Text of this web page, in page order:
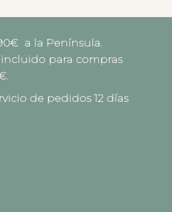
3.90€ a la Península.
para compras
de pedidos 12 días